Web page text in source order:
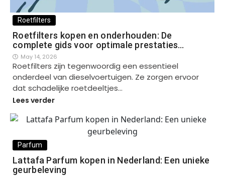
Roetfilters
Roetfilters kopen en onderhouden: De
complete gids voor optimale prestaties…
May 14, 2026
Roetfilters zijn tegenwoordig een essentieel
onderdeel van dieselvoertuigen. Ze zorgen ervoor
dat schadelijke roetdeeltjes…
Lees verder
Parfum
Lattafa Parfum kopen in Nederland: Een unieke
geurbeleving